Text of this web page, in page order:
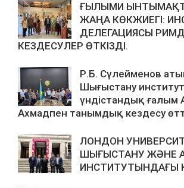
ҒЫЛЫМИ
ЖАҢА КӨКЖИЕГІ:
ДЕЛЕГАЦИЯСЫ
КЕЗДЕСУЛЕР ӨТКІЗДІ.
Р.Б. Сүлейменов
Шығыстану
үндістандық ғалым
Ахмадпен танымдық кездесу
ЛОНДОН
ШЫҒЫСТАНУ ЖӘНЕ
ИНСТИТУТЫНДАҒЫ